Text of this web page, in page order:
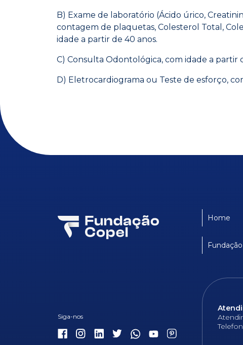
B) Exame de laboratório (Ácido úrico,
contagem de plaquetas, Colesterol Total,
idade a partir de 40 anos.
C) Consulta Odontológica, com idade a partir
D) Eletrocardiograma ou Teste de esforço,
Home